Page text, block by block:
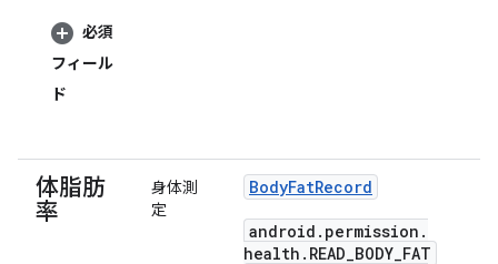
必須
フィール
ド
体脂肪
率
身体測
定
BodyFatRecord
android . permission .
health . READ_BODY_FAT